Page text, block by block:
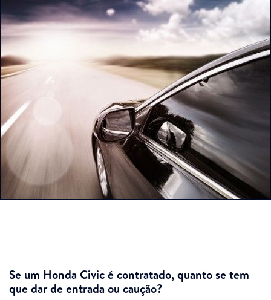
Se um Honda Civic é contratado, quanto se tem
que dar de entrada ou caução?